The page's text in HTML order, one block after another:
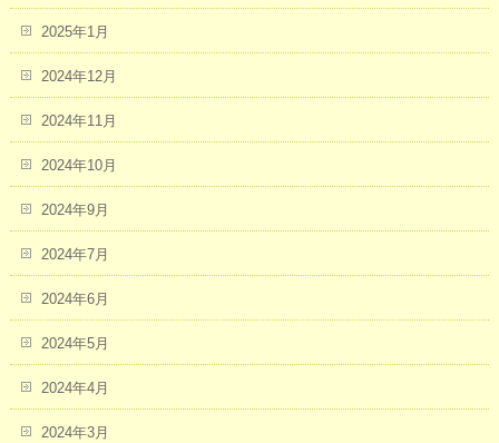
2025年1月
2024年12月
2024年11月
2024年10月
2024年9月
2024年7月
2024年6月
2024年5月
2024年4月
2024年3月